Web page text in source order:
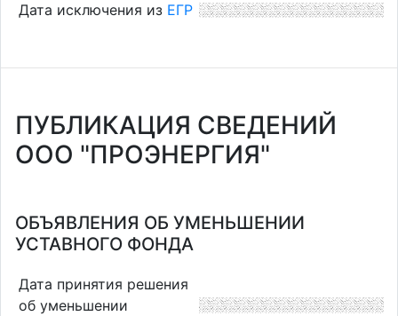
Дата исключения из ЕГР
ПУБЛИКАЦИЯ СВЕДЕНИЙ
ООО "ПРОЭНЕРГИЯ"
ОБЪЯВЛЕНИЯ ОБ УМЕНЬШЕНИИ
УСТАВНОГО ФОНДА
Дата принятия решения
об уменьшении